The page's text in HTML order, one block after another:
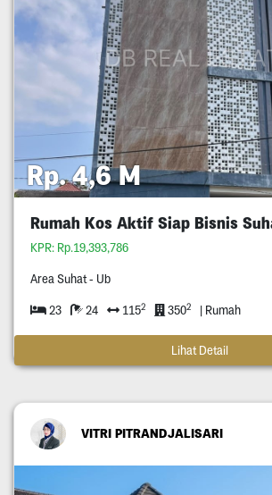
Rp. 4,6 M
Rumah Kos Aktif Siap Bisnis
KPR: Rp.19,393,786
Area Suhat - Ub
23 24 1152 3502 | Rumah
Lihat Detail
VITRI PITRANDJALISARI